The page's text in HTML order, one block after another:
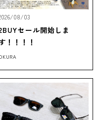
08/03
セール開始しま
！！！！